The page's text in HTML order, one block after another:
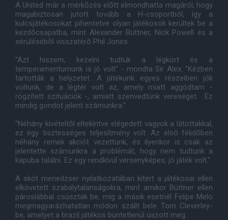
A United már a mérkõzés elõtt elmondhatta magáról, hogy
magabiztosan jutott tovább a H-csoportból, így a
kulcsjátékosokat pihentetve olyan játékosok kerültek be a
kezdõcsapatba, mint Alexander Büttner, Nick Powell és a
sérülésébõl visszatérõ Phil Jones.
"Azt hiszem, kezelni tudtuk a légkört és a
temperamentumunk is jó volt" - mondta Sir Alex. "Kézben
tartották a helyzetet. A játékunk egyes részeiben jók
voltunk, de a légtér volt az, amely miatt aggódtam -
rögzített szituációk -, amiatt szenvedtünk vereséget. Ez
mindig gondot jelent számunkra."
"Néhány kivételtõl eltekintve elégedett vagyok a látottakkal,
ez egy tisztességes teljesítmény volt. Az elsõ félidõben
néhány remek akciót vezettünk, és ilyenkor is csak az
jelentette számunkra a problémát, hogy nem tudtunk a
kapuba találni. Ez egy rendkívül versenyképes, jó játék volt."
A skót menedzser nyilatkozatában kitért a játékosai ellen
elkövetett szabálytalanságokra, mint amikor Büttner ellen
pároslábbal csúsztak be, míg a másik esetnél Felipe Melo
megmagyarázhatatlan módon szállt bele Tom Cleverley-
be, amelyet a brazil játékos büntetlenül úszott meg.